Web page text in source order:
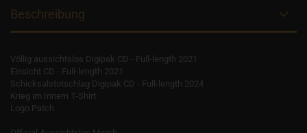
Beschreibung
Völlig aussichtslos Digipak CD - Full-length 2021
Einsicht CD - Full-length 2021
Schicksalstotschlag Digipak CD - Full-length 2024
Krieg im Innern T-Shirt
Logo Patch